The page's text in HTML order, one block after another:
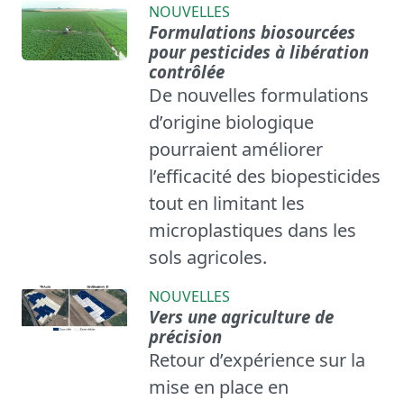
NOUVELLES
Formulations biosourcées
pour pesticides à libération
contrôlée
De nouvelles formulations
d’origine biologique
pourraient améliorer
l’efficacité des biopesticides
tout en limitant les
microplastiques dans les
sols agricoles.
NOUVELLES
Vers une agriculture de
précision
Retour d’expérience sur la
mise en place en